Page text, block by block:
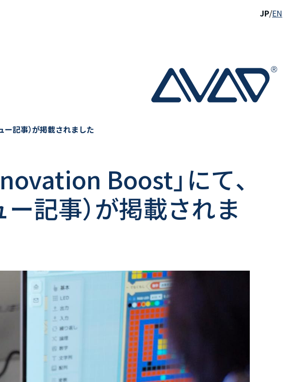
記事）が掲載されました
Boost」にて、
記事）が掲載されま
JP/EN